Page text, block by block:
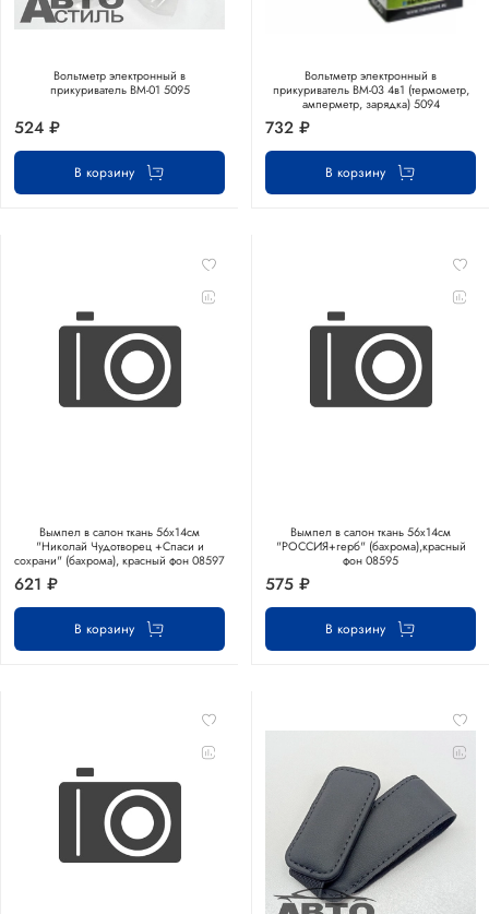
Вольтметр электронный в
прикуриватель BM-01 5095
524 ₽
В корзину
Вольтметр электронный в
прикуриватель BM-03 4в1 (термометр,
амперметр, зарядка) 5094
732 ₽
В корзину
Вымпел в салон ткань 56х14см
"Николай Чудотворец +Спаси и
сохрани" (бахрома), красный фон 08597
621 ₽
В корзину
Вымпел в салон ткань 56х14см
"РОССИЯ+герб" (бахрома),красный
фон 08595
575 ₽
В корзину